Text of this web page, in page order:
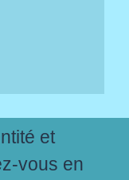
et
vous en